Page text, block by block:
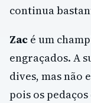
continua
Zac é um
engraçados. A
dives, mas não
pois os pedaços